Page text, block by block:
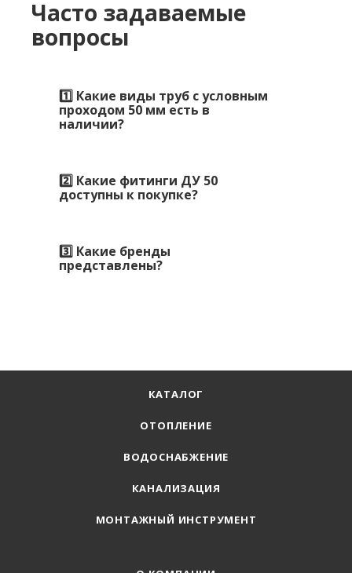
Часто задаваемые
вопросы
1️⃣ Какие виды труб с условным
проходом 50 мм есть в
наличии?
2️⃣ Какие фитинги ДУ 50
доступны к покупке?
3️⃣ Какие бренды
представлены?
КАТАЛОГ
ОТОПЛЕНИЕ
ВОДОСНАБЖЕНИЕ
КАНАЛИЗАЦИЯ
МОНТАЖНЫЙ ИНСТРУМЕНТ